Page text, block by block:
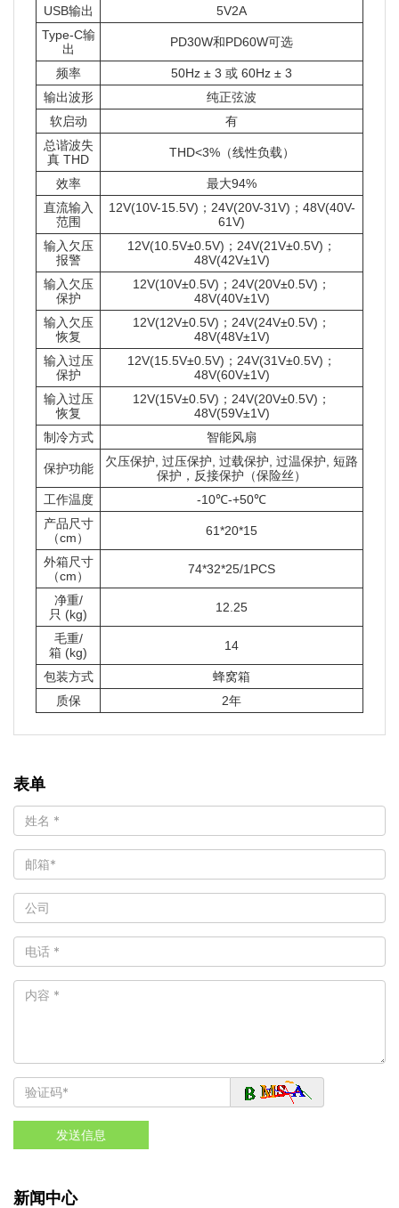
USB输出
5V2A
Type-C输
出
PD30W和PD60W可选
频率
50Hz ± 3 或 60Hz ± 3
输出波形
纯正弦波
软启动
有
总谐波失
真 THD
THD<3%（线性负载）
效率
最大94%
直流输入
范围
12V(10V-15.5V)；24V(20V-31V)；48V(40V-
61V)
输入欠压
报警
12V(10.5V±0.5V)；24V(21V±0.5V)；
48V(42V±1V)
输入欠压
保护
12V(10V±0.5V)；24V(20V±0.5V)；
48V(40V±1V)
输入欠压
恢复
12V(12V±0.5V)；24V(24V±0.5V)；
48V(48V±1V)
输入过压
保护
12V(15.5V±0.5V)；24V(31V±0.5V)；
48V(60V±1V)
输入过压
恢复
12V(15V±0.5V)；24V(20V±0.5V)；
48V(59V±1V)
制冷方式
智能风扇
保护功能
欠压保护, 过压保护, 过载保护, 过温保护, 短路
保护，反接保护（保险丝）
工作温度
-10℃-+50℃
产品尺寸
（cm）
61*20*15
外箱尺寸
（cm）
74*32*25/1PCS
净重/
只 (kg)
12.25
毛重/
箱 (kg)
14
包装方式
蜂窝箱
质保
2年
表单
新闻中心